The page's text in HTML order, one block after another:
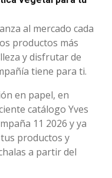
al mercado cada
productos más
y disfrutar de
tiene para ti.
en papel, en
catálogo Yves
11 2026 y ya
productos y
a partir del